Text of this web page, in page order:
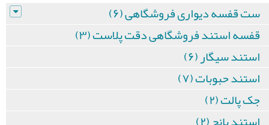
ست قفسه دیواری فروشگاهی (۶)
قفسه استند فروشگاهی دقت پلاست (۳)
استند سیگار (۶)
استند حبوبات (۷)
جک پالت (۲)